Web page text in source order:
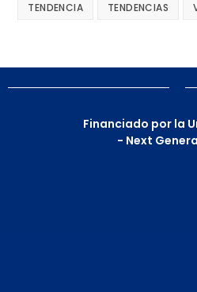
TENDENCIA TENDENCIAS
Financiado por la
- Next